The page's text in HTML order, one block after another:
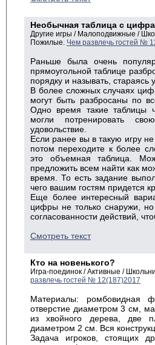
Необычная таблица с
Другие игры / Малоподвижные /
Пожилые. Чем развлечь гостей №
Раньше была очень
прямоугольной таблице
порядку и называть, стараясь
В более сложных случаях
могут быть разбросаны по
Одно время такие таблицы
могли потренировать
удовольствие.
Если ранее вы в такую игру
потом переходите к более
это объемная таблица.
предложить всем найти как
время. То есть задание
чего вашим гостям придется
Еще более интересный
цифры не только снаружи,
согласованности действий,
Смотреть текст
Кто на новенького?
Игра-поединок / Активные /
развлечь гостей № 12(187)2017
Материалы: ромбовидная
отверстие диаметром 3 см,
из хвойного дерева, две
диаметром 2 см. Вся
Задача игроков, стоящих